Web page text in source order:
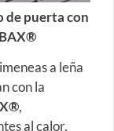
de puerta con
a leña
con la
,
al calor,